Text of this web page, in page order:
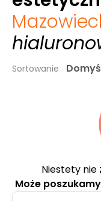
Sortowanie
Niestety nie
Może